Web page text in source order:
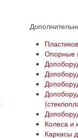
Опорные
Колеса и
Каркасы